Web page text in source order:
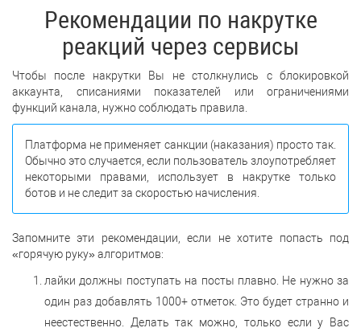
Рекомендации по накрутке
реакций через сервисы
Чтобы после накрутки Вы не столкнулись с блокировкой
аккаунта, списаниями показателей или ограничениями
функций канала, нужно соблюдать правила.
Платформа не применяет санкции (наказания) просто так.
Обычно это случается, если пользователь злоупотребляет
некоторыми правами, использует в накрутке только
ботов и не следит за скоростью начисления.
Запомните эти рекомендации, если не хотите попасть под
«горячую руку» алгоритмов:
лайки должны поступать на посты плавно. Не нужно за
один раз добавлять 1000+ отметок. Это будет странно и
неестественно. Делать так можно, только если у Вас